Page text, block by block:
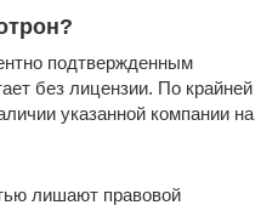
подтвержденным
без лицензии. По крайней
указанной компании на
лишают правовой